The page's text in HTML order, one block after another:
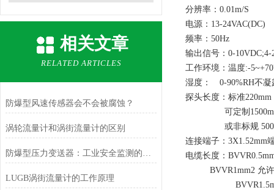
相关文章
RELATED ARTICLES
防爆型风速传感器会不会被腐蚀？
涡轮流量计和涡街流量计的区别
防爆型压力变送器：工业安全监测的设备
LUGB涡街流量计的工作原理
分辨率：0.01m/S
电源：13-24VAC(DC)
频率：50Hz
输出信号：0-10VDC;4-
工作环境：温度:-
湿度： 0-90%RH不凝
探头长度：标准220mm
可定制
或非标规
连接端子：3X1.52mm
电缆长度：
BVVR1mm2 允许
BVVR1.5mm2